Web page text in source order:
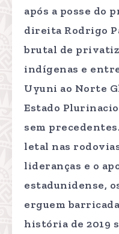
após a posse do
direita Rodrigo
brutal de
indígenas e
Uyuni ao Norte
Estado
sem
letal nas
lideranças e o
estadunidense,
erguem
história de 2019